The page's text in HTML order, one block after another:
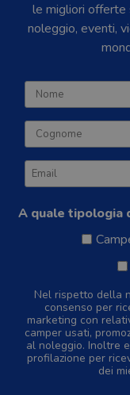
le migliori offerte
noleggio, eventi,
A quale tipologia
Nel rispetto della
consenso per
marketing con
camper usati,
al noleggio. Inoltre
profilazione per
dei